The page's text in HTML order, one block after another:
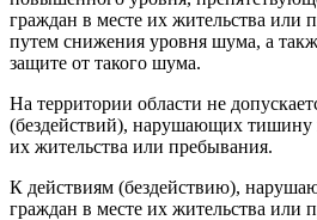
граждан в месте их жительства или
путем снижения уровня шума, а
защите от такого шума.
На территории области не
(бездействий), нарушающих тишину
их жительства или пребывания.
К действиям (бездействию),
граждан в месте их жительства или